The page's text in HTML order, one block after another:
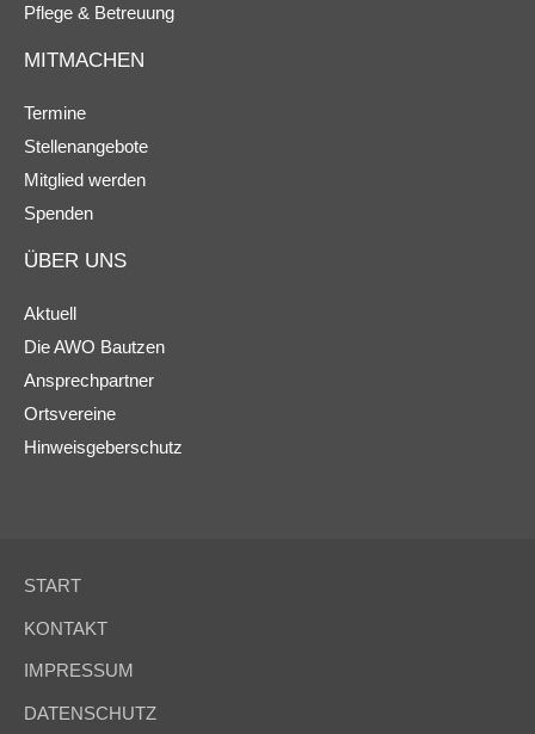
Pflege & Betreuung
MITMACHEN
Termine
Stellenangebote
Mitglied werden
Spenden
ÜBER UNS
Aktuell
Die AWO Bautzen
Ansprechpartner
Ortsvereine
Hinweisgeberschutz
START
KONTAKT
IMPRESSUM
DATENSCHUTZ